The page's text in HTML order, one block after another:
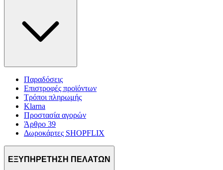
Παραδόσεις
Επιστροφές προϊόντων
Τρόποι πληρωμής
Klarna
Προστασία αγορών
Άρθρο 39
Δωροκάρτες SHOPFLIX
ΕΞΥΠΗΡΕΤΗΣΗ ΠΕΛΑΤΩΝ